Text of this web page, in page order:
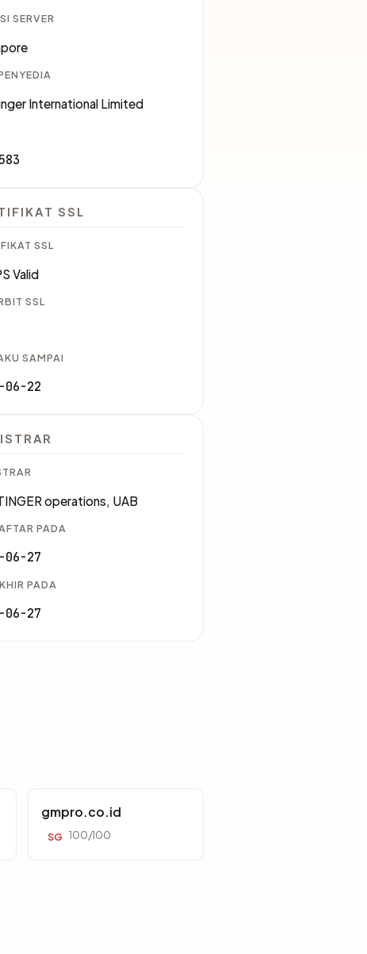
SERVER
International Limited
SSL
SSL
Valid
SSL
SAMPAI
06-22
operations, UAB
PADA
06-27
PADA
06-27
gmpro.co.id
SG 100/100